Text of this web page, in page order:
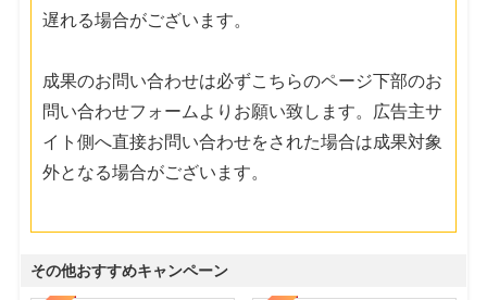
遅れる場合がございます。
成果のお問い合わせは必ずこちらのページ下部のお
問い合わせフォームよりお願い致します。広告主サ
イト側へ直接お問い合わせをされた場合は成果対象
外となる場合がございます。
その他おすすめキャンペーン